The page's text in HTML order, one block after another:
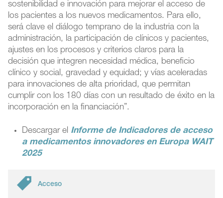
sostenibilidad e innovación para mejorar el acceso de
los pacientes a los nuevos medicamentos. Para ello,
será clave el diálogo temprano de la industria con la
administración, la participación de clínicos y pacientes,
ajustes en los procesos y criterios claros para la
decisión que integren necesidad médica, beneficio
clínico y social, gravedad y equidad; y vías aceleradas
para innovaciones de alta prioridad, que permitan
cumplir con los 180 días con un resultado de éxito en la
incorporación en la financiación”.
Descargar el Informe de Indicadores de acceso
a medicamentos innovadores en Europa WAIT
2025
Acceso